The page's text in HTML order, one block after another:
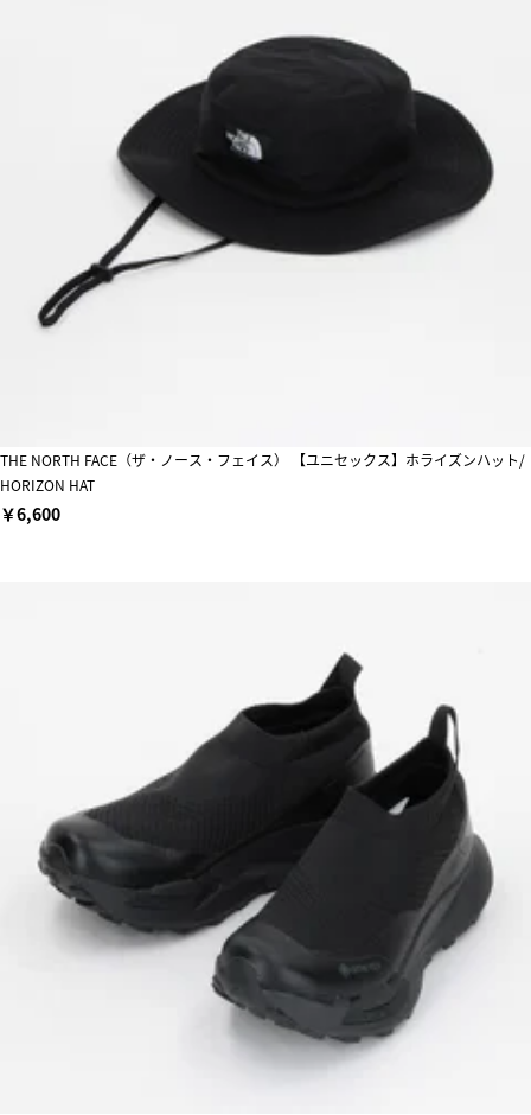
THE NORTH FACE（ザ・ノース・フェイス） 【ユニセックス】ホライズンハット/
HORIZON HAT
￥6,600